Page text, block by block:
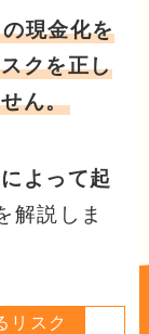
現金化を
クを正し
ん。
よって起
解説しま
リスク